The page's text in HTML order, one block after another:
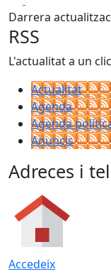
+
−
Darrera
RSS
L'actualitat a un clic
Actualitat
Agenda
Agenda
Anuncis
Adreces i
Accedeix